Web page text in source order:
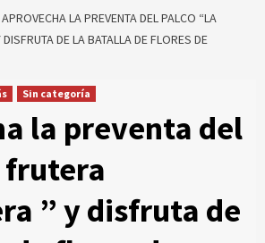
APROVECHA LA PREVENTA DEL PALCO “LA
DE LA BATALLA DE FLORES DE
Sin categoría
la preventa del
frutera
” y disfruta de